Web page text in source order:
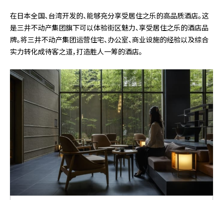
在日本全国、台湾开发的、能够充分享受居住之乐的高品质酒店。这
是三井不动产集团旗下可以体验街区魅力、享受居住之乐的酒店品
牌。将三井不动产集团运营住宅、办公室、商业设施的经验以及综合
实力转化成待客之道，打造胜人一筹的酒店。